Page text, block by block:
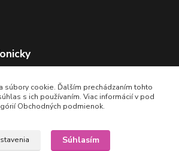
212 007
súbory cookie. Ďalším prechádzaním tohto
s ich používaním. Viac informácií v pod
Obchodných podmienok.
Súhlasím